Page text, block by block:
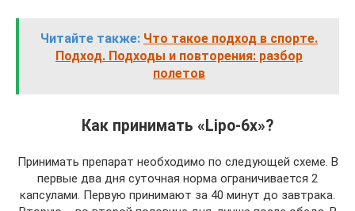
Читайте также: Что такое подход в спорте.
Подход. Подходы и повторения: разбор
полетов
Как принимать «Lipo-6x»?
Принимать препарат необходимо по следующей схеме. В
первые два дня суточная норма ограничивается 2
капсулами. Первую принимают за 40 минут до завтрака.